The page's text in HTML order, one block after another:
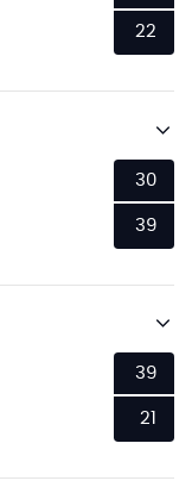
22
30
39
39
21